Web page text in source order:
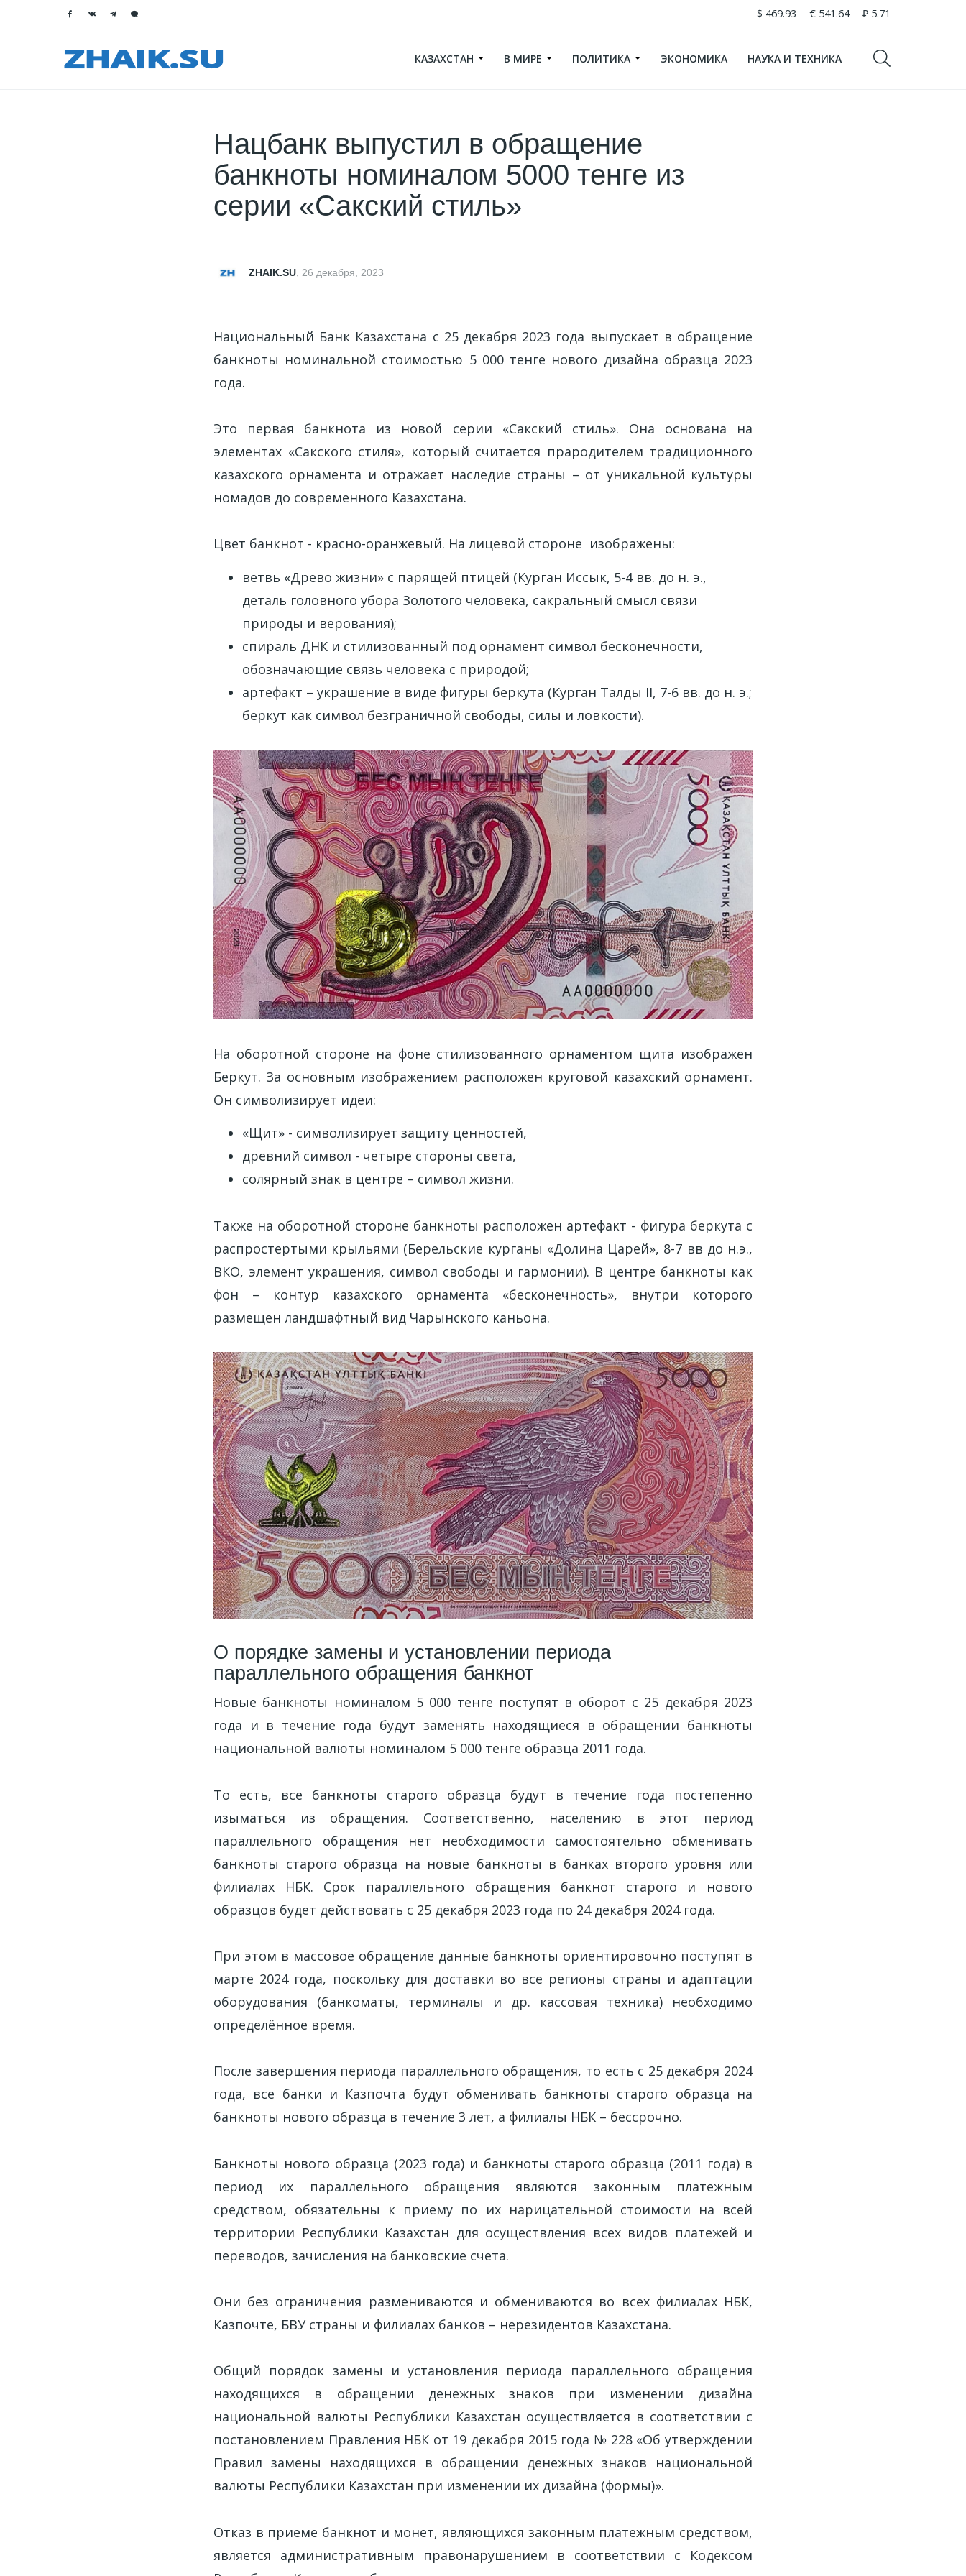
$ 469.93 € 541.64 ₽ 5.71
КАЗАХСТАН В МИРЕ ПОЛИТИКА ЭКОНОМИКА НАУКА И ТЕХНИКА
Нацбанк выпустил в обращение
банкноты номиналом 5000 тенге из
серии «Сакский стиль»
ZHAIK.SU, 26 декабря, 2023
Национальный Банк Казахстана с 25 декабря 2023 года выпускает в обращение
банкноты номинальной стоимостью 5 000 тенге нового дизайна образца 2023
года.
Это первая банкнота из новой серии «Сакский стиль». Она основана на
элементах «Сакского стиля», который считается прародителем традиционного
казахского орнамента и отражает наследие страны – от уникальной культуры
номадов до современного Казахстана.
Цвет банкнот - красно-оранжевый. На лицевой стороне изображены:
ветвь «Древо жизни» с парящей птицей (Курган Иссык, 5-4 вв. до н. э.,
деталь головного убора Золотого человека, сакральный смысл связи
природы и верования);
спираль ДНК и стилизованный под орнамент символ бесконечности,
обозначающие связь человека с природой;
артефакт – украшение в виде фигуры беркута (Курган Талды II, 7-6 вв. до н. э.;
беркут как символ безграничной свободы, силы и ловкости).
На оборотной стороне на фоне стилизованного орнаментом щита изображен
Беркут. За основным изображением расположен круговой казахский орнамент.
Он символизирует идеи:
«Щит» - символизирует защиту ценностей,
древний символ - четыре стороны света,
солярный знак в центре – символ жизни.
Также на оборотной стороне банкноты расположен артефакт - фигура беркута с
распростертыми крыльями (Берельские курганы «Долина Царей», 8-7 вв до н.э.,
ВКО, элемент украшения, символ свободы и гармонии). В центре банкноты как
фон – контур казахского орнамента «бесконечность», внутри которого
размещен ландшафтный вид Чарынского каньона.
О порядке замены и установлении периода
параллельного обращения банкнот
Новые банкноты номиналом 5 000 тенге поступят в оборот с 25 декабря 2023
года и в течение года будут заменять находящиеся в обращении банкноты
национальной валюты номиналом 5 000 тенге образца 2011 года.
То есть, все банкноты старого образца будут в течение года постепенно
изыматься из обращения. Соответственно, населению в этот период
параллельного обращения нет необходимости самостоятельно обменивать
банкноты старого образца на новые банкноты в банках второго уровня или
филиалах НБК. Срок параллельного обращения банкнот старого и нового
образцов будет действовать с 25 декабря 2023 года по 24 декабря 2024 года.
При этом в массовое обращение данные банкноты ориентировочно поступят в
марте 2024 года, поскольку для доставки во все регионы страны и адаптации
оборудования (банкоматы, терминалы и др. кассовая техника) необходимо
определённое время.
После завершения периода параллельного обращения, то есть с 25 декабря 2024
года, все банки и Казпочта будут обменивать банкноты старого образца на
банкноты нового образца в течение 3 лет, а филиалы НБК – бессрочно.
Банкноты нового образца (2023 года) и банкноты старого образца (2011 года) в
период их параллельного обращения являются законным платежным
средством, обязательны к приему по их нарицательной стоимости на всей
территории Республики Казахстан для осуществления всех видов платежей и
переводов, зачисления на банковские счета.
Они без ограничения размениваются и обмениваются во всех филиалах НБК,
Казпочте, БВУ страны и филиалах банков – нерезидентов Казахстана.
Общий порядок замены и установления периода параллельного обращения
находящихся в обращении денежных знаков при изменении дизайна
национальной валюты Республики Казахстан осуществляется в соответствии с
постановлением Правления НБК от 19 декабря 2015 года № 228 «Об утверждении
Правил замены находящихся в обращении денежных знаков национальной
валюты Республики Казахстан при изменении их дизайна (формы)».
Отказ в приеме банкнот и монет, являющихся законным платежным средством,
является административным правонарушением в соответствии с Кодексом